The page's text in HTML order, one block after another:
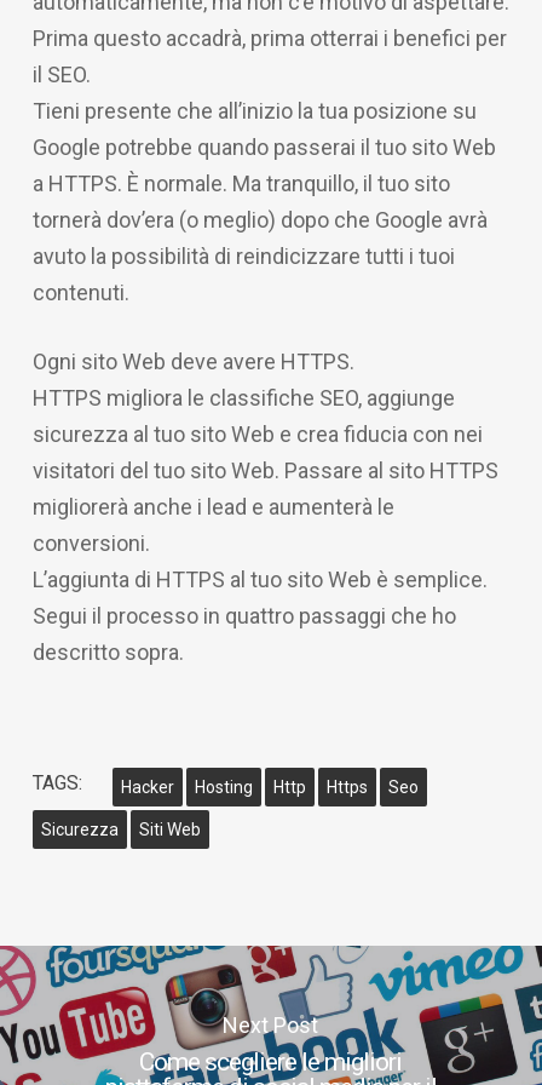
Prima questo accadrà, prima otterrai i benefici per
il SEO.
Tieni presente che all’inizio la tua posizione su
Google potrebbe quando passerai il tuo sito Web
a HTTPS. È normale. Ma tranquillo, il tuo sito
tornerà dov’era (o meglio) dopo che Google avrà
avuto la possibilità di reindicizzare tutti i tuoi
contenuti.
Ogni sito Web deve avere HTTPS.
HTTPS migliora le classifiche SEO, aggiunge
sicurezza al tuo sito Web e crea fiducia con nei
visitatori del tuo sito Web. Passare al sito HTTPS
migliorerà anche i lead e aumenterà le
conversioni.
L’aggiunta di HTTPS al tuo sito Web è semplice.
Segui il processo in quattro passaggi che ho
descritto sopra.
TAGS: Hacker Hosting Http Https Seo
Sicurezza Siti Web
Next Post
Come scegliere le migliori